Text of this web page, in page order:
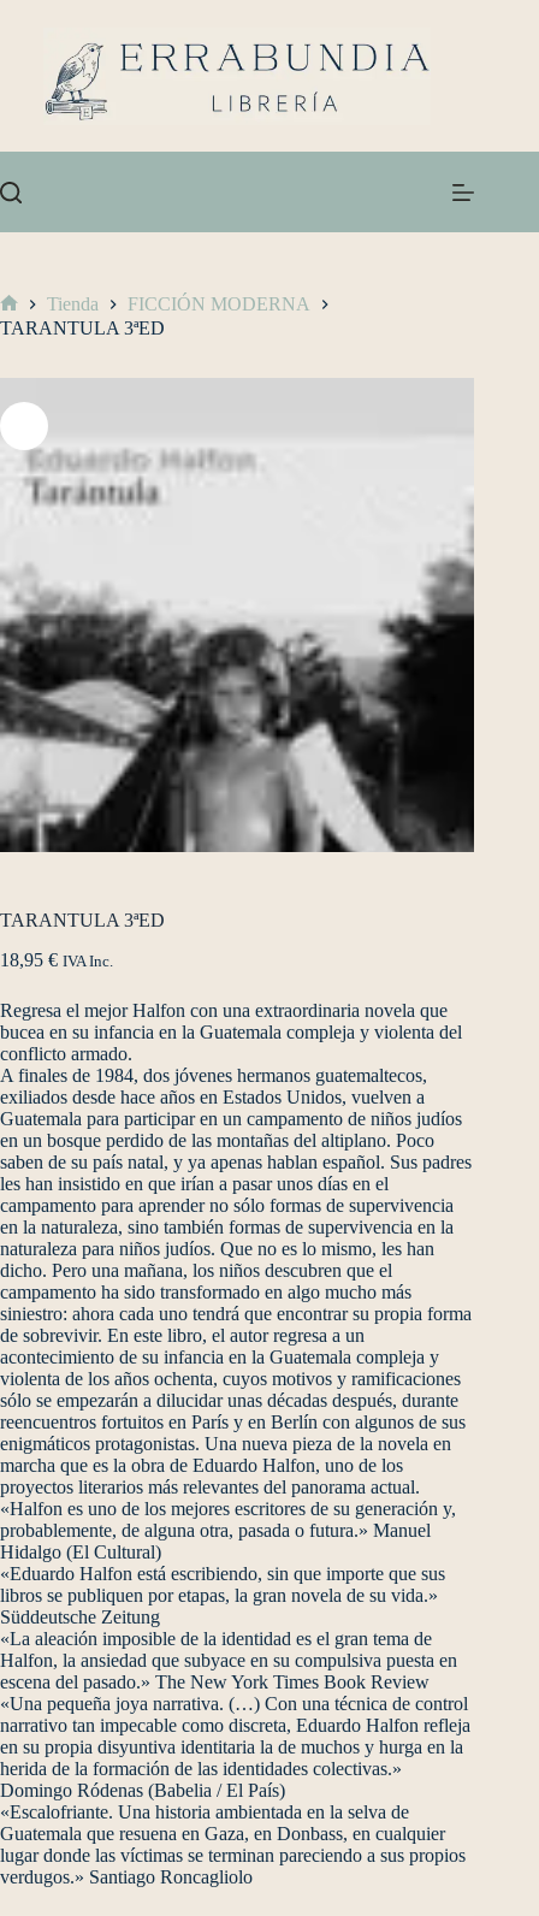
Tienda
FICCIÓN MODERNA
TARANTULA 3ªED
TARANTULA 3ªED
18,95 € IVA Inc.
Regresa el mejor Halfon con una extraordinaria novela que
bucea en su infancia en la Guatemala compleja y violenta del
conflicto armado.
A finales de 1984, dos jóvenes hermanos guatemaltecos,
exiliados desde hace años en Estados Unidos, vuelven a
Guatemala para participar en un campamento de niños judíos
en un bosque perdido de las montañas del altiplano. Poco
saben de su país natal, y ya apenas hablan español. Sus padres
les han insistido en que irían a pasar unos días en el
campamento para aprender no sólo formas de supervivencia
en la naturaleza, sino también formas de supervivencia en la
naturaleza para niños judíos. Que no es lo mismo, les han
dicho. Pero una mañana, los niños descubren que el
campamento ha sido transformado en algo mucho más
siniestro: ahora cada uno tendrá que encontrar su propia forma
de sobrevivir. En este libro, el autor regresa a un
acontecimiento de su infancia en la Guatemala compleja y
violenta de los años ochenta, cuyos motivos y ramificaciones
sólo se empezarán a dilucidar unas décadas después, durante
reencuentros fortuitos en París y en Berlín con algunos de sus
enigmáticos protagonistas. Una nueva pieza de la novela en
marcha que es la obra de Eduardo Halfon, uno de los
proyectos literarios más relevantes del panorama actual.
«Halfon es uno de los mejores escritores de su generación y,
probablemente, de alguna otra, pasada o futura.» Manuel
Hidalgo (El Cultural)
«Eduardo Halfon está escribiendo, sin que importe que sus
libros se publiquen por etapas, la gran novela de su vida.»
Süddeutsche Zeitung
«La aleación imposible de la identidad es el gran tema de
Halfon, la ansiedad que subyace en su compulsiva puesta en
escena del pasado.» The New York Times Book Review
«Una pequeña joya narrativa. (…) Con una técnica de control
narrativo tan impecable como discreta, Eduardo Halfon refleja
en su propia disyuntiva identitaria la de muchos y hurga en la
herida de la formación de las identidades colectivas.»
Domingo Ródenas (Babelia / El País)
«Escalofriante. Una historia ambientada en la selva de
Guatemala que resuena en Gaza, en Donbass, en cualquier
lugar donde las víctimas se terminan pareciendo a sus propios
verdugos.» Santiago Roncagliolo